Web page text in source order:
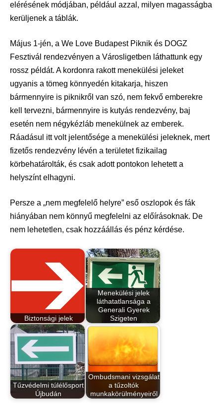
elérésének módjában, például azzal, milyen magasságba
kerüljenek a táblák.
Május 1-jén, a We Love Budapest Piknik és DOGZ
Fesztivál rendezvényen a Városligetben láthattunk egy
rossz példát. A kordonra rakott menekülési jeleket
ugyanis a tömeg könnyedén kitakarja, hiszen
bármennyire is piknikről van szó, nem fekvő emberekre
kell tervezni, bármennyire is kutyás rendezvény, baj
esetén nem négykézláb menekülnek az emberek.
Ráadásul itt volt jelentősége a menekülési jeleknek, mert
fizetős rendezvény lévén a területet fizikailag
körbehatárolták, és csak adott pontokon lehetett a
helyszínt elhagyni.
Persze a „nem megfelelő helyre” eső oszlopok és fák
hiányában nem könnyű megfelelni az előírásoknak. De
nem lehetetlen, csak hozzáállás és pénz kérdése.
Biztonsági jelek
Menekülési jelek
láthatatlansága a
Generali Gyerek
Szigeten
Tűzvédelmi túlélősport
Újbudán
Ombudsmani vizsgálat
a tűzoltók
munkakörülményeiről